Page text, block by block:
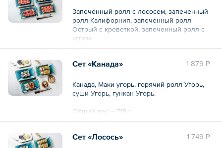
Запеченный ролл с лососем, запеченный
ролл Калифорния, запеченный ролл
Острый с креветкой, запеченный ролл с
угрем.
1 879 ₽
Сет «Канада»
Канада, Маки угорь, горячий ролл Угорь,
суши Угорь, гункан Угорь.
Общий вес – 715 г
1 749 ₽
Сет «Лосось»